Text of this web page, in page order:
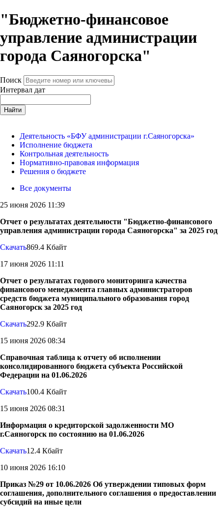
"Бюджетно-финансовое
управление администрации
города Саяногорска"
Поиск
Интервал дат
Найти
Деятельность «БФУ администрации г.Саяногорска»
Исполнение бюджета
Контрольная деятельность
Нормативно-правовая информация
Решения о бюджете
Все документы
25 июня 2026 11:39
Отчет о результатах деятельности "Бюджетно-финансового
управления администрации города Саяногорска" за 2025 год
Скачать869.4 Кбайт
17 июня 2026 11:11
Отчет о результатах годового мониторинга качества
финансового менеджмента главных администраторов
средств бюджета муниципального образования город
Саяногорск за 2025 год
Скачать292.9 Кбайт
15 июня 2026 08:34
Справочная таблица к отчету об исполнении
консолидированного бюджета субъекта Российской
Федерации на 01.06.2026
Скачать100.4 Кбайт
15 июня 2026 08:31
Информация о кредиторской задолженности МО
г.Саяногорск по состоянию на 01.06.2026
Скачать12.4 Кбайт
10 июня 2026 16:10
Приказ №29 от 10.06.2026 Об утверждении типовых форм
соглашения, дополнительного соглашения о предоставлении
субсидий на иные цели